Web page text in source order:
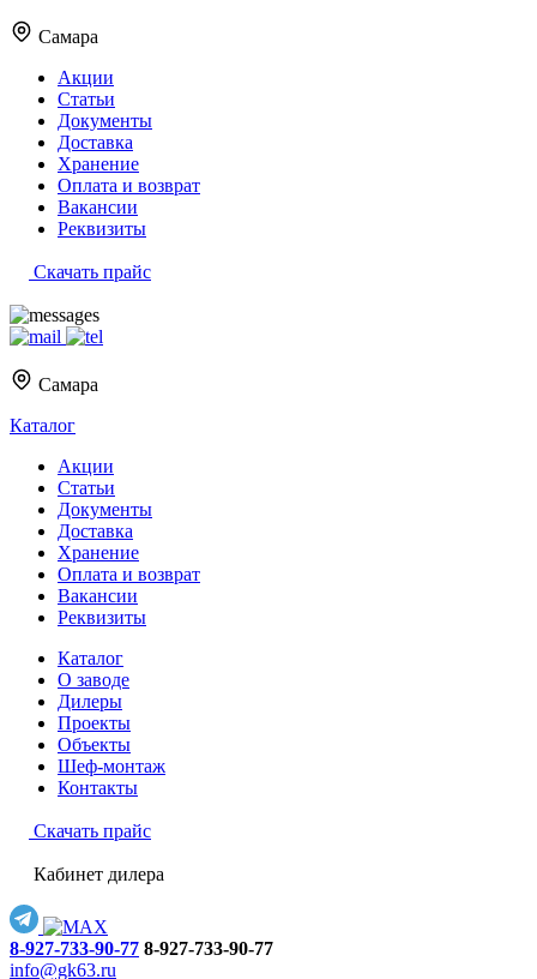
Самара
Акции
Статьи
Документы
Доставка
Хранение
Оплата и возврат
Вакансии
Реквизиты
Скачать прайс
Самара
Каталог
Акции
Статьи
Документы
Доставка
Хранение
Оплата и возврат
Вакансии
Реквизиты
Каталог
О заводе
Дилеры
Проекты
Объекты
Шеф-монтаж
Контакты
Скачать прайс
Кабинет дилера
8-927-733-90-77 8-927-733-90-77
info@gk63.ru